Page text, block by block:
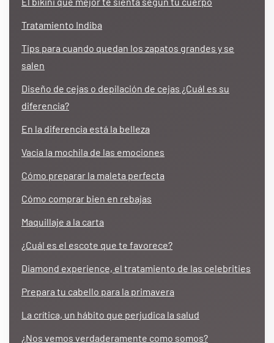
Tratamiento Indiba
Tips para cuando quedan los zapatos grandes y se
salen
Diseño de cejas o depilación de cejas ¿Cuál es su
diferencia?
En la diferencia está la belleza
Vacia la mochila de las emociones
Cómo preparar la maleta perfecta
Cómo comprar bien en rebajas
Maquillaje a la carta
¿Cuál es el escote que te favorece?
Diamond experience, el tratamiento de las celebrities
Prepara tu cabello para la primavera
La crítica, un hábito que perjudica la salud
¿Nos vemos verdaderamente como somos?